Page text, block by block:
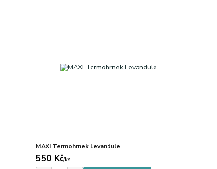
MAXI Termohrnek Levandule
550 Kč/ks